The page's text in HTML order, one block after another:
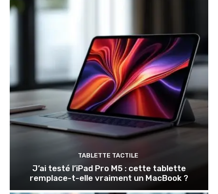
TABLETTE TACTILE
J’ai testé l’iPad Pro M5 : cette tablette
remplace-t-elle vraiment un MacBook ?